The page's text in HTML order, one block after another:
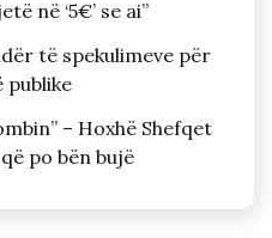
në ‘5€’ se ai”
të spekulimeve për
publike
– Hoxhë Shefqet
po bën bujë